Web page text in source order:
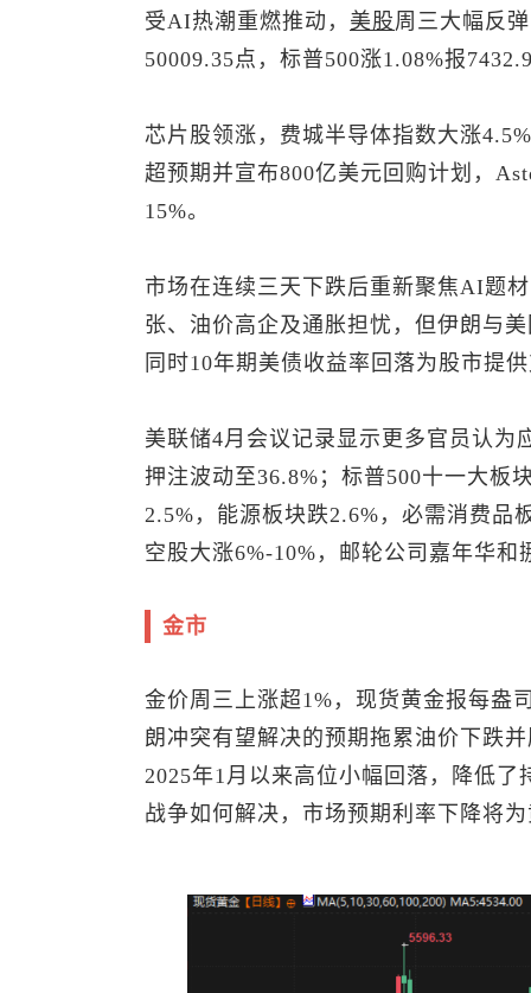
受AI热潮重燃推动， 美股周三大幅反
50009.35点， 标普500涨1.08%报
芯片股领涨，费城半导体指数大涨
超预期并宣布800亿美元回购计划，
15%。
市场在连续三天下跌后重新聚焦AI题
张、油价高企及通胀担忧，但伊朗与
同时10年期美债收益率回落为股市提
美联储4月会议记录显示更多官员认为
押注波动至36.8%； 标普500十一大板
2.5%，能源板块跌2.6%，必需消费品
空股大涨6%-10%，邮轮公司嘉年华和
金市
金价周三上涨超1%， 现货黄金报每盎
朗冲突有望解决的预期拖累油价下跌
2025年1月以来高位小幅回落，降低
战争如何解决，市场预期利率下降将